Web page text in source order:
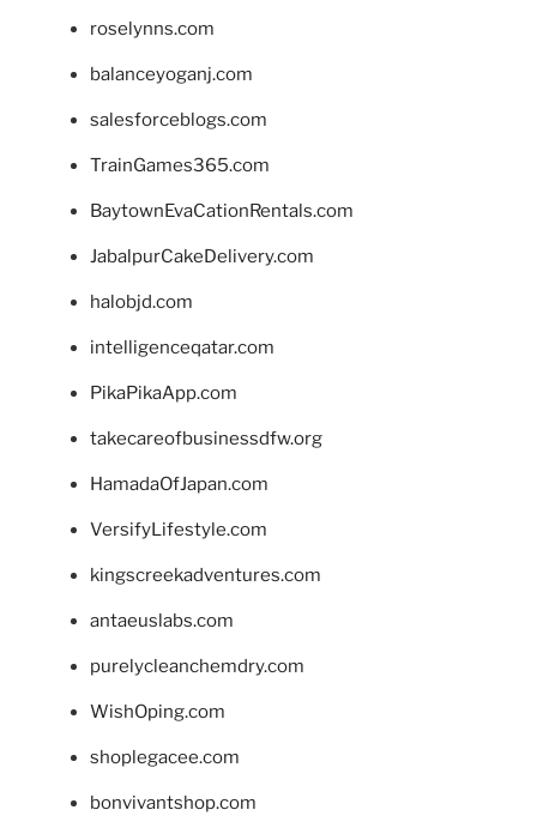
roselynns.com
balanceyoganj.com
salesforceblogs.com
TrainGames365.com
BaytownEvaCationRentals.com
JabalpurCakeDelivery.com
halobjd.com
intelligenceqatar.com
PikaPikaApp.com
takecareofbusinessdfw.org
HamadaOfJapan.com
VersifyLifestyle.com
kingscreekadventures.com
antaeuslabs.com
purelycleanchemdry.com
WishOping.com
shoplegacee.com
bonvivantshop.com